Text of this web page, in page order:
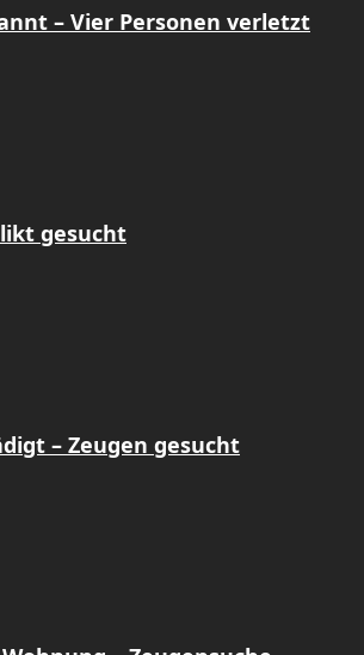
– Vier Personen verletzt
gesucht
– Zeugen gesucht